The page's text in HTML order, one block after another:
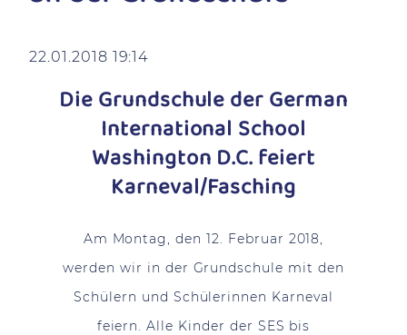
22.01.2018 19:14
Die Grundschule der German
International School
Washington D.C. feiert
Karneval/Fasching
Am Montag, den 12. Februar 2018,
werden wir in der Grundschule mit den
Schülern und Schülerinnen Karneval
feiern. Alle Kinder der SES bis